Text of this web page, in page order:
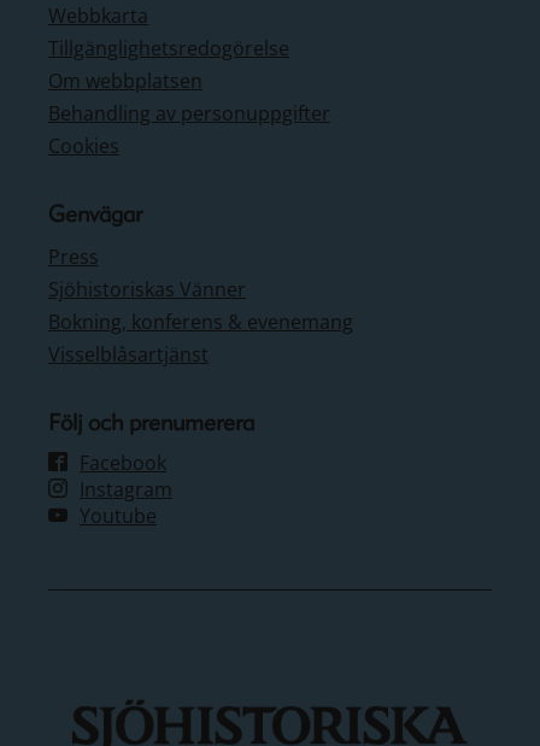
Webbkarta
Tillgänglighetsredogörelse
Om webbplatsen
Behandling av personuppgifter
Cookies
Genvägar
Press
Sjöhistoriskas Vänner
Bokning, konferens & evenemang
Visselblåsartjänst
Följ och prenumerera
Facebook
Instagram
Youtube